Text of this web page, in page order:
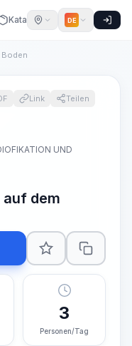
Katalog DE
Link
Teilen
UND
auf dem
3
Personen/Tag